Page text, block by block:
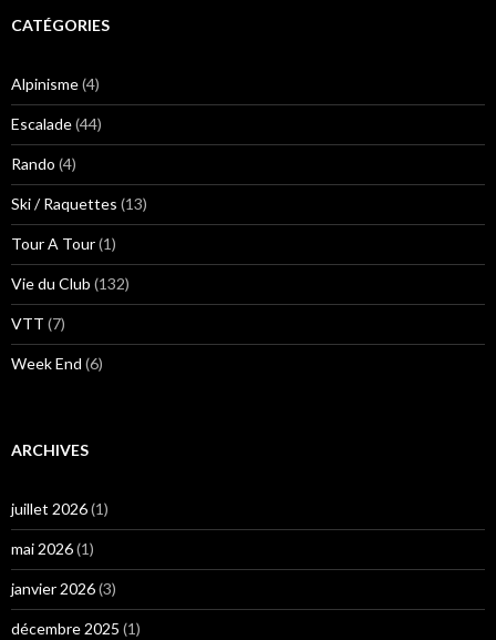
CATÉGORIES
Alpinisme(4)
Escalade(44)
Rando (4)
Ski / Raquettes (13)
Tour A Tour(1)
Vie du Club (132)
VTT (7)
Week End (6)
ARCHIVES
juillet 2026(1)
mai 2026(1)
janvier 2026(3)
décembre 2025 (1)